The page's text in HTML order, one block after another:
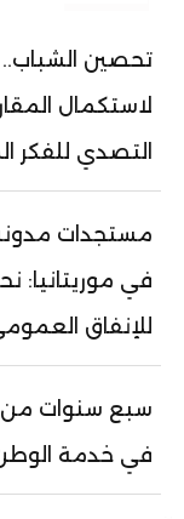
أحمد ولد داداه
أحمد ولد علال
أحمد ولد محمد
أحمد ولد محمدو
أحمد ولد نافع
أحمد ولد يحيى
أحمدا كلي
أحمدسالم ولد
أحمدنا ولد سيد أب
أحمدو ولد أبوه
تحصين
لاستكمال
التصدي للفكر
مستجدات
في موريتانيا:
للإنفاق
سبع سنوات من
في خدمة